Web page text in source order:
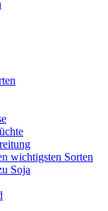
wichtigsten Sorten
Soja